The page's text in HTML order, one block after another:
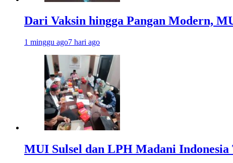
Dari Vaksin hingga Pangan Modern,
1 minggu ago7 hari ago
MUI Sulsel dan LPH Madani Indonesia